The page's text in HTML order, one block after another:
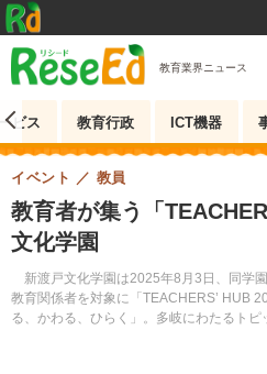
教育業界ニュース
ビス 教育行政 ICT機器
教育者が集う「
文化学園
新渡戸文化学園は2025年8月3日、同学
教育関係者を対象に「TEACHERS’ HUB
る、かわる、ひらく」。多岐にわたるト
イベント 教員